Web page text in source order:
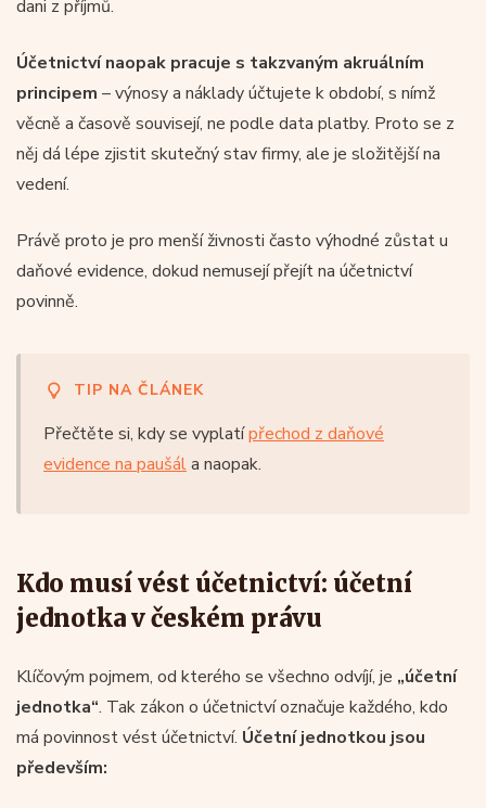
dani z příjmů.
Účetnictví naopak pracuje s takzvaným akruálním
principem – výnosy a náklady účtujete k období, s nímž
věcně a časově souvisejí, ne podle data platby. Proto se z
něj dá lépe zjistit skutečný stav firmy, ale je složitější na
vedení.
Právě proto je pro menší živnosti často výhodné zůstat u
daňové evidence, dokud nemusejí přejít na účetnictví
povinně.
TIP NA ČLÁNEK
Přečtěte si, kdy se vyplatípřechod z daňové
evidence na paušála naopak.
Kdo musí vést účetnictví: účetní
jednotka v českém právu
Klíčovým pojmem, od kterého se všechno odvíjí, je „účetní
jednotka“. Tak zákon o účetnictví označuje každého, kdo
má povinnost vést účetnictví. Účetní jednotkou jsou
především: